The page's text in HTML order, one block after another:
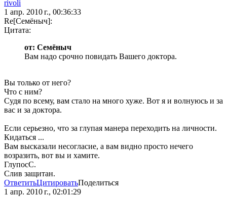
rivoli
1 апр. 2010 г., 00:36:33
Re[Семёныч]:
Цитата:
от: Семёныч
Вам надо срочно повидать Вашего доктора.
Вы только от него?
Что с ним?
Судя по всему, вам стало на много хуже. Вот я и волнуюсь и за
вас и за доктора.
Если серьезно, что за глупая манера переходить на личности.
Кидаться ...
Вам высказали несогласие, а вам видно просто нечего
возразить, вот вы и хамите.
ГлупосС.
Слив защитан.
ОтветитьЦитироватьПоделиться
1 апр. 2010 г., 02:01:29